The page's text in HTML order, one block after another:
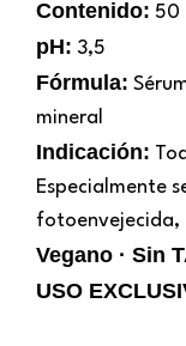
Contenido: 50
pH: 3,5
Fórmula:
mineral
Indicación:
Especialmente
fotoenvejecida,
Vegano · Sin
USO